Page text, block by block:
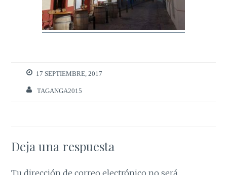
17 SEPTIEMBRE, 2017
TAGANGA2015
Deja una respuesta
Tu dirección de correo electrónico no será